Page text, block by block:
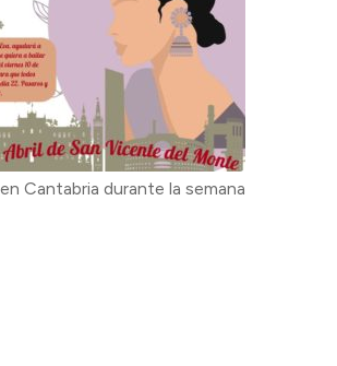
Cantabria durante la semana